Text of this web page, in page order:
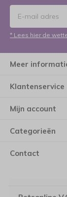
* Lees hier de
Meer
Klantenservice
Mijn account
Categorieën
Contact